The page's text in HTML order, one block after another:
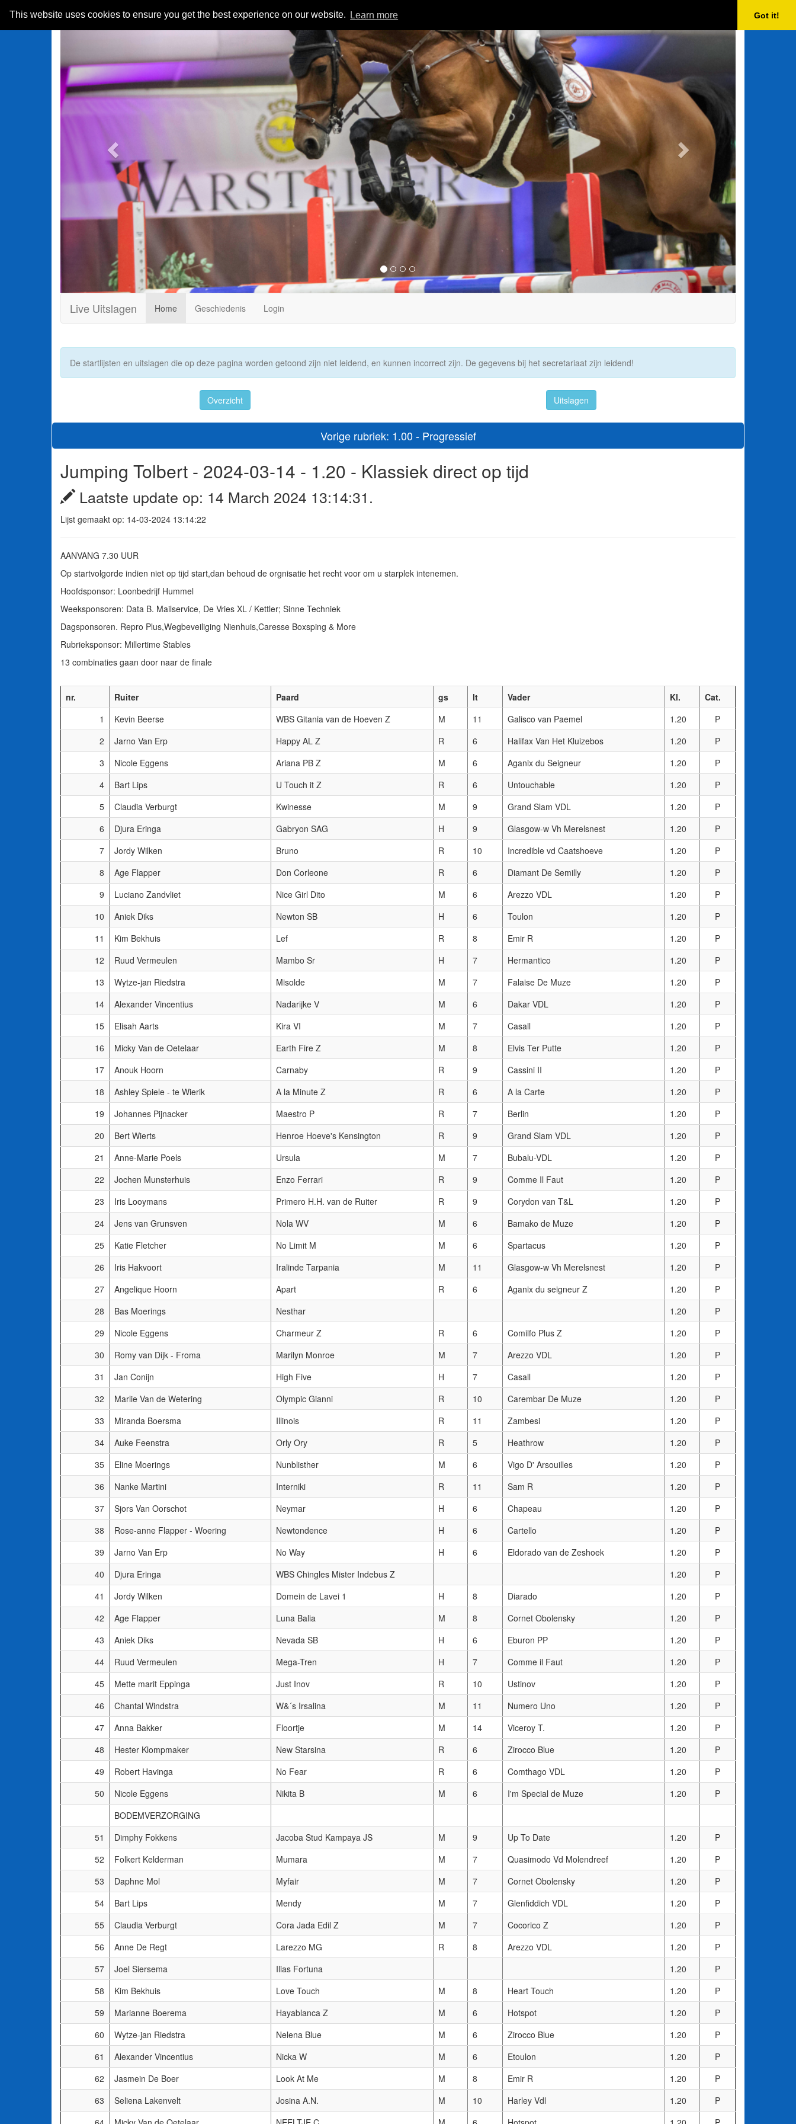
This website uses cookies to ensure you get the best experience on our website. Learn more Got it!
Previous
Live Uitslagen Home Geschiedenis Login
De startlijsten en uitslagen die op deze pagina worden getoond zijn niet leidend, en kunnen incorrect zijn. De gegevens bij het secretariaat zijn leidend!
Overzicht Uitslagen
Vorige rubriek: 1.00 - Progressief
Jumping Tolbert - 2024-03-14 - 1.20 - Klassiek direct op tijd
Laatste update op: 14 March 2024 13:14:31.
Lijst gemaakt op: 14-03-2024 13:14:22
AANVANG 7.30 UUR
Op startvolgorde indien niet op tijd start,dan behoud de orgnisatie het recht voor om u starplek intenemen.
Hoofdsponsor: Loonbedrijf Hummel
Weeksponsoren: Data B. Mailservice, De Vries XL / Kettler; Sinne Techniek
Dagsponsoren. Repro Plus,Wegbeveiliging Nienhuis,Caresse Boxsping & More
Rubrieksponsor: Millertime Stables
13 combinaties gaan door naar de finale
nr. Ruiter Paard gs lt Vader Kl.
Cat.
1
Kevin Beerse WBS Gitania van de Hoeven Z M 11 Galisco van Paemel 1.20
P
2
Jarno Van Erp Happy AL Z R 6 Halifax Van Het Kluizebos 1.20
P
3
Nicole Eggens Ariana PB Z M 6 Aganix du Seigneur 1.20
P
4
Bart Lips U Touch it Z R 6 Untouchable 1.20
P
5
Claudia Verburgt Kwinesse M 9 Grand Slam VDL 1.20
P
6
Djura Eringa Gabryon SAG H 9 Glasgow-w Vh Merelsnest 1.20
P
7
Jordy Wilken Bruno R 10 Incredible vd Caatshoeve 1.20
P
8
Age Flapper Don Corleone R 6 Diamant De Semilly 1.20
P
9
Luciano Zandvliet Nice Girl Dito M 6 Arezzo VDL 1.20
P
10
Aniek Diks Newton SB H 6 Toulon 1.20
P
11
Kim Bekhuis Lef R 8 Emir R 1.20
P
12
Ruud Vermeulen Mambo Sr H 7 Hermantico 1.20
P
13
Wytze-jan Riedstra Misolde M 7 Falaise De Muze 1.20
P
14
Alexander Vincentius Nadarijke V M 6 Dakar VDL 1.20
P
15
Elisah Aarts Kira VI M 7 Casall 1.20
P
16
Micky Van de Oetelaar Earth Fire Z M 8 Elvis Ter Putte 1.20
P
17
Anouk Hoorn Carnaby R 9 Cassini II 1.20
P
18
Ashley Spiele - te Wierik A la Minute Z R 6 A la Carte 1.20
P
19
Johannes Pijnacker Maestro P R 7 Berlin 1.20
P
20
Bert Wierts Henroe Hoeve's Kensington R 9 Grand Slam VDL 1.20
P
21
Anne-Marie Poels Ursula M 7 Bubalu-VDL 1.20
P
22
Jochen Munsterhuis Enzo Ferrari R 9 Comme Il Faut 1.20
P
23
Iris Looymans Primero H.H. van de Ruiter R 9 Corydon van T&L 1.20
P
24
Jens van Grunsven Nola WV M 6 Bamako de Muze 1.20
P
25
Katie Fletcher No Limit M M 6 Spartacus 1.20
P
26
Iris Hakvoort Iralinde Tarpania M 11 Glasgow-w Vh Merelsnest 1.20
P
27
Angelique Hoorn Apart R 6 Aganix du seigneur Z 1.20
P
28
Bas Moerings Nesthar 1.20
P
29
Nicole Eggens Charmeur Z R 6 Comilfo Plus Z 1.20
P
30
Romy van Dijk - Froma Marilyn Monroe M 7 Arezzo VDL 1.20
P
31
Jan Conijn High Five H 7 Casall 1.20
P
32
Marlie Van de Wetering Olympic Gianni R 10 Carembar De Muze 1.20
P
33
Miranda Boersma Illinois R 11 Zambesi 1.20
P
34
Auke Feenstra Orly Ory R 5 Heathrow 1.20
P
35
Eline Moerings Nunblisther M 6 Vigo D' Arsouilles 1.20
P
36
Nanke Martini Interniki R 11 Sam R 1.20
P
37
Sjors Van Oorschot Neymar H 6 Chapeau 1.20
P
38
Rose-anne Flapper - Woering Newtondence H 6 Cartello 1.20
P
39
Jarno Van Erp No Way H 6 Eldorado van de Zeshoek 1.20
P
40
Djura Eringa WBS Chingles Mister Indebus Z 1.20
P
41
Jordy Wilken Domein de Lavei 1 H 8 Diarado 1.20
P
42
Age Flapper Luna Balia M 8 Cornet Obolensky 1.20
P
43
Aniek Diks Nevada SB H 6 Eburon PP 1.20
P
44
Ruud Vermeulen Mega-Tren H 7 Comme il Faut 1.20
P
45
Mette marit Eppinga Just Inov R 10 Ustinov 1.20
P
46
Chantal Windstra W&´s Irsalina M 11 Numero Uno 1.20
P
47
Anna Bakker Floortje M 14 Viceroy T. 1.20
P
48
Hester Klompmaker New Starsina R 6 Zirocco Blue 1.20
P
49
Robert Havinga No Fear R 6 Comthago VDL 1.20
P
50
Nicole Eggens Nikita B M 6 I'm Special de Muze 1.20
P
BODEMVERZORGING
51
Dimphy Fokkens Jacoba Stud Kampaya JS M 9 Up To Date 1.20
P
52
Folkert Kelderman Mumara M 7 Quasimodo Vd Molendreef 1.20
P
53
Daphne Mol Myfair M 7 Cornet Obolensky 1.20
P
54
Bart Lips Mendy M 7 Glenfiddich VDL 1.20
P
55
Claudia Verburgt Cora Jada Edil Z M 7 Cocorico Z 1.20
P
56
Anne De Regt Larezzo MG R 8 Arezzo VDL 1.20
P
57
Joel Siersema Ilias Fortuna 1.20
P
58
Kim Bekhuis Love Touch M 8 Heart Touch 1.20
P
59
Marianne Boerema Hayablanca Z M 6 Hotspot 1.20
P
60
Wytze-jan Riedstra Nelena Blue M 6 Zirocco Blue 1.20
P
61
Alexander Vincentius Nicka W M 6 Etoulon 1.20
P
62
Jasmein De Boer Look At Me M 8 Emir R 1.20
P
63
Seliena Lakenvelt Josina A.N. M 10 Harley Vdl 1.20
P